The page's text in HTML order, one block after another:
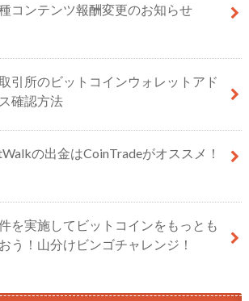
コンテンツ報酬変更のお知らせ
引所のビットコインウォレットアド
確認方法
の出金はCoinTradeがオススメ！
を実施してビットコインをもっとも
う！山分けビンゴチャレンジ！